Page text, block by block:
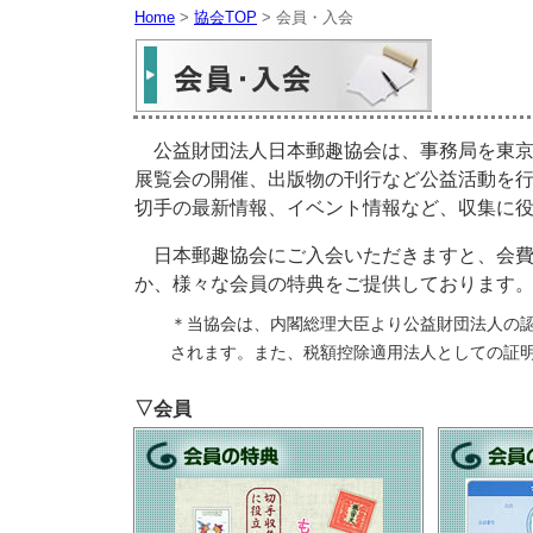
Home > 協会TOP > 会員・入会
公益財団法人日本郵趣協会は、事務局を東
展覧会の開催、出版物の刊行など公益活動を
切手の最新情報、イベント情報など、収集に
日本郵趣協会にご入会いただきますと、会
か、様々な会員の特典をご提供しております。
＊当協会は、内閣総理大臣より公益財団法人
されます。また、税額控除適用法人としての証
▽会員